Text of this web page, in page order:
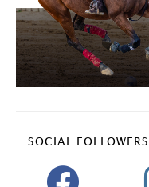
SOCIAL FOLLOWERS